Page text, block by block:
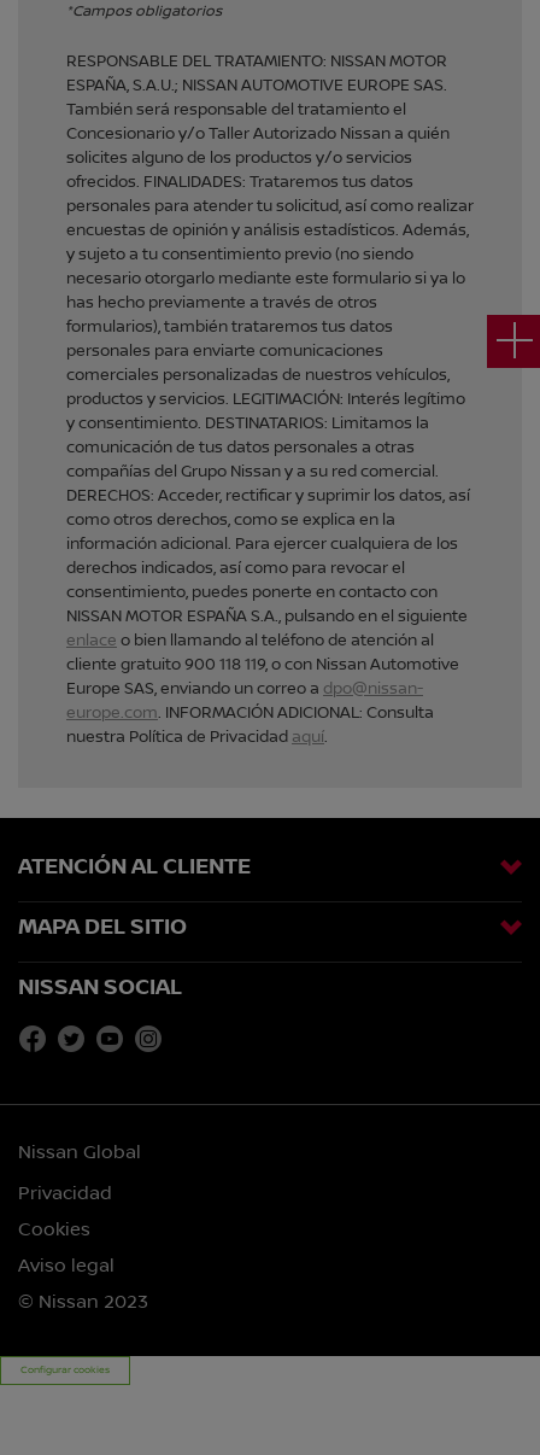
*Campos obligatorios
RESPONSABLE DEL TRATAMIENTO: NISSAN MOTOR
ESPAÑA, S.A.U.; NISSAN AUTOMOTIVE EUROPE SAS.
También será responsable del tratamiento el
Concesionario y/o Taller Autorizado Nissan a quién
solicites alguno de los productos y/o servicios
ofrecidos. FINALIDADES: Trataremos tus datos
personales para atender tu solicitud, así como realizar
encuestas de opinión y análisis estadísticos. Además,
y sujeto a tu consentimiento previo (no siendo
necesario otorgarlo mediante este formulario si ya lo
has hecho previamente a través de otros
formularios), también trataremos tus datos
personales para enviarte comunicaciones
comerciales personalizadas de nuestros vehículos,
productos y servicios. LEGITIMACIÓN: Interés legítimo
y consentimiento. DESTINATARIOS: Limitamos la
comunicación de tus datos personales a otras
compañías del Grupo Nissan y a su red comercial.
DERECHOS: Acceder, rectificar y suprimir los datos, así
como otros derechos, como se explica en la
información adicional. Para ejercer cualquiera de los
derechos indicados, así como para revocar el
consentimiento, puedes ponerte en contacto con
NISSAN MOTOR ESPAÑA S.A., pulsando en el siguiente
enlace o bien llamando al teléfono de atención al
cliente gratuito 900 118 119, o con Nissan Automotive
Europe SAS, enviando un correo a dpo@nissan-
europe.com. INFORMACIÓN ADICIONAL: Consulta
nuestra Política de Privacidad aquí.
ATENCIÓN AL CLIENTE
MAPA DEL SITIO
NISSAN SOCIAL
Nissan Global
Privacidad
Cookies
Aviso legal
© Nissan 2023
Configurar cookies